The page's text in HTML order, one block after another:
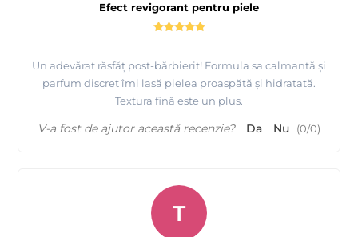
Efect revigorant pentru piele
Un adevărat răsfăț post-bărbierit! Formula sa calmantă și
parfum discret îmi lasă pielea proaspătă și hidratată.
Textura fină este un plus.
V-a fost de ajutor această recenzie? Da Nu (0/0)
T